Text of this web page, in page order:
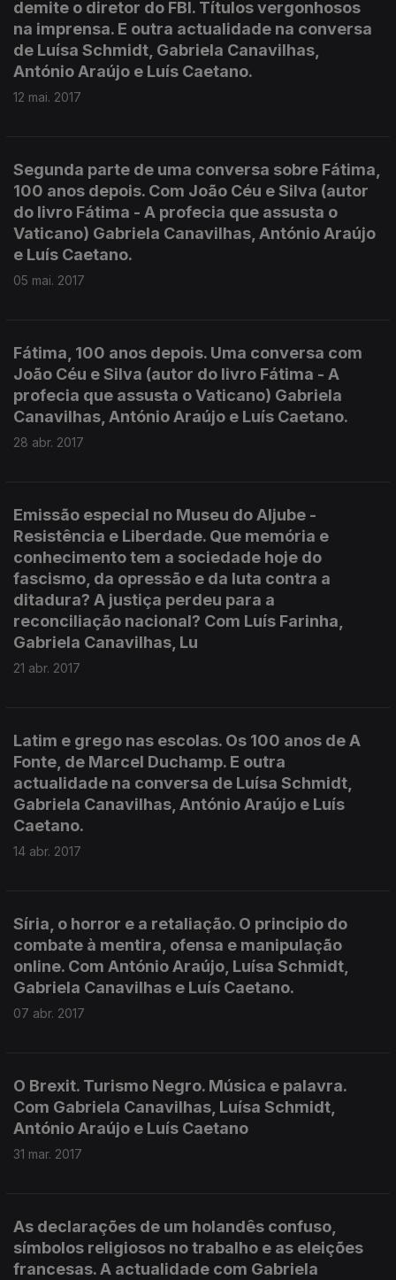
demite o diretor do FBI. Títulos vergonhosos
na imprensa. E outra actualidade na conversa
de Luísa Schmidt, Gabriela Canavilhas,
António Araújo e Luís Caetano.
12 mai. 2017
Segunda parte de uma conversa sobre Fátima,
100 anos depois. Com João Céu e Silva (autor
do livro Fátima - A profecia que assusta o
Vaticano) Gabriela Canavilhas, António Araújo
e Luís Caetano.
05 mai. 2017
Fátima, 100 anos depois. Uma conversa com
João Céu e Silva (autor do livro Fátima - A
profecia que assusta o Vaticano) Gabriela
Canavilhas, António Araújo e Luís Caetano.
28 abr. 2017
Emissão especial no Museu do Aljube -
Resistência e Liberdade. Que memória e
conhecimento tem a sociedade hoje do
fascismo, da opressão e da luta contra a
ditadura? A justiça perdeu para a
reconciliação nacional? Com Luís Farinha,
Gabriela Canavilhas, Lu
21 abr. 2017
Latim e grego nas escolas. Os 100 anos de A
Fonte, de Marcel Duchamp. E outra
actualidade na conversa de Luísa Schmidt,
Gabriela Canavilhas, António Araújo e Luís
Caetano.
14 abr. 2017
Síria, o horror e a retaliação. O principio do
combate à mentira, ofensa e manipulação
online. Com António Araújo, Luísa Schmidt,
Gabriela Canavilhas e Luís Caetano.
07 abr. 2017
O Brexit. Turismo Negro. Música e palavra.
Com Gabriela Canavilhas, Luísa Schmidt,
António Araújo e Luís Caetano
31 mar. 2017
As declarações de um holandês confuso,
símbolos religiosos no trabalho e as eleições
francesas. A actualidade com Gabriela